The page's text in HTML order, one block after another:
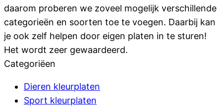
daarom proberen we zoveel mogelijk verschillende
categorieën en soorten toe te voegen. Daarbij kan
je ook zelf helpen door eigen platen in te sturen!
Het wordt zeer gewaardeerd.
Categoriëen
Dieren kleurplaten
Sport kleurplaten